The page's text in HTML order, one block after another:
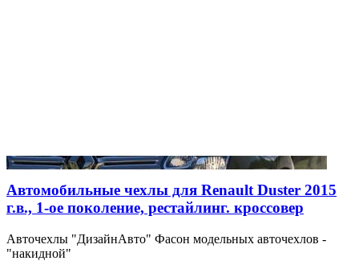
Автомобильные чехлы для Renault Duster 2015
г.в., 1-ое поколение, рестайлинг. кроссовер
Авточехлы "ДизайнАвто" Фасон модельных авточехлов -
"накидной"